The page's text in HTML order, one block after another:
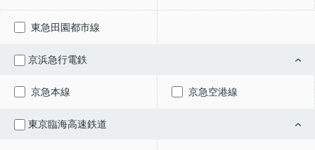
東急田園都市線
京浜急行電鉄
京急本線 京急空港線
東京臨海高速鉄道